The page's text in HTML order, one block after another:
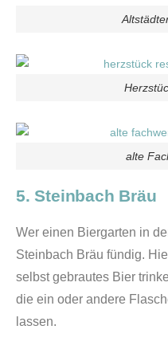
alte
5. Steinbach Bräu
Wer einen Biergarten in
Steinbach Bräu fündig.
selbst gebrautes Bier
die ein oder andere
lassen.